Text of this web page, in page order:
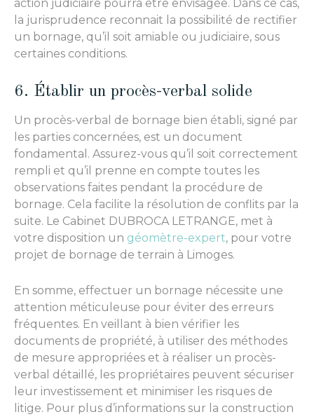
action judiciaire pourra être envisagée. Dans ce cas,
la jurisprudence reconnait la possibilité de rectifier
un bornage, qu’il soit amiable ou judiciaire, sous
certaines conditions.
6. Établir un procès-verbal solide
Un procès-verbal de bornage bien établi, signé par
les parties concernées, est un document
fondamental. Assurez-vous qu’il soit correctement
rempli et qu’il prenne en compte toutes les
observations faites pendant la procédure de
bornage. Cela facilite la résolution de conflits par la
suite. Le Cabinet DUBROCA LETRANGE, met à
votre disposition un géomètre-expert, pour votre
projet de bornage de terrain à Limoges.
En somme, effectuer un bornage nécessite une
attention méticuleuse pour éviter des erreurs
fréquentes. En veillant à bien vérifier les
documents de propriété, à utiliser des méthodes
de mesure appropriées et à réaliser un procès-
verbal détaillé, les propriétaires peuvent sécuriser
leur investissement et minimiser les risques de
litige. Pour plus d’informations sur la construction